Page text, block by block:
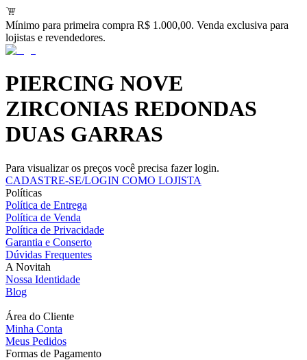
Mínimo para primeira compra R$ 1.000,00. Venda exclusiva para
lojistas e revendedores.
PIERCING NOVE
ZIRCONIAS REDONDAS
DUAS GARRAS
Para visualizar os preços você precisa fazer login.
CADASTRE-SE/LOGIN COMO LOJISTA
Políticas
Política de Entrega
Política de Venda
Política de Privacidade
Garantia e Conserto
Dúvidas Frequentes
A Novitah
Nossa Identidade
Blog
Área do Cliente
Minha Conta
Meus Pedidos
Formas de Pagamento